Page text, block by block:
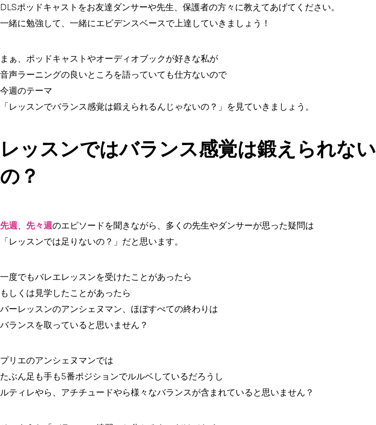
DLSポッドキャストをお友達ダンサーや先生、保護者の方々に教えてあげてください。
一緒に勉強して、一緒にエビデンスベースで上達していきましょう！
まぁ、ポッドキャストやオーディオブックが好きな私が
音声ラーニングの良いところを語っていても仕方ないので
今週のテーマ
「レッスンでバランス感覚は鍛えられるんじゃないの？」を見ていきましょう。
レッスンではバランス感覚は鍛えられない
の？
先週、 先々週のエピソードを聞きながら、多くの先生やダンサーが思った疑問は
「レッスンでは足りないの？」だと思います。
一度でもバレエレッスンを受けたことがあったら
もしくは見学したことがあったら
バーレッスンのアンシェヌマン、ほぼすべての終わりは
バランスを取っていると思いません？
プリエのアンシェヌマンでは
たぶん足も手も5番ポジションでルルベしているだろうし
ルティレやら、アチチュードやら様々なバランスが含まれていると思いません？